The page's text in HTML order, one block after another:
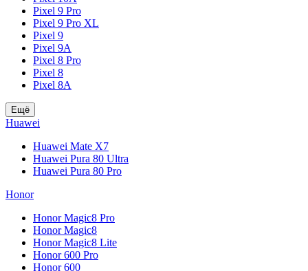
Pixel 9 Pro
Pixel 9 Pro XL
Pixel 9
Pixel 9A
Pixel 8 Pro
Pixel 8
Pixel 8A
Ещё
Huawei
Huawei Mate X7
Huawei Pura 80 Ultra
Huawei Pura 80 Pro
Honor
Honor Magic8 Pro
Honor Magic8
Honor Magic8 Lite
Honor 600 Pro
Honor 600